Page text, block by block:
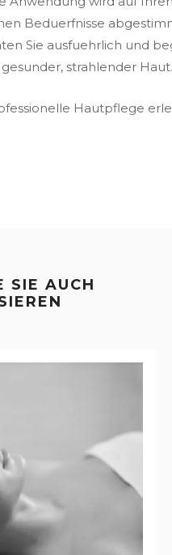
Beduerfnisse
Sie ausfuehrlich und
strahlender Haut.
Hautpflege
SIE AUCH